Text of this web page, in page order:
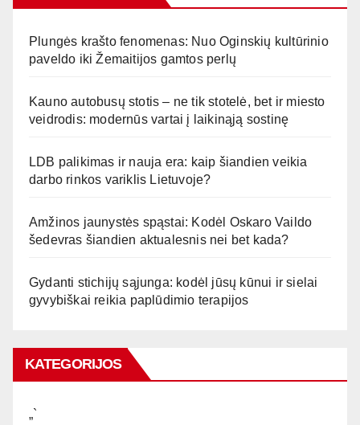
Plungės krašto fenomenas: Nuo Oginskių kultūrinio
paveldo iki Žemaitijos gamtos perlų
Kauno autobusų stotis – ne tik stotelė, bet ir miesto
veidrodis: modernūs vartai į laikinąją sostinę
LDB palikimas ir nauja era: kaip šiandien veikia
darbo rinkos variklis Lietuvoje?
Amžinos jaunystės spąstai: Kodėl Oskaro Vaildo
šedevras šiandien aktualesnis nei bet kada?
Gydanti stichijų sąjunga: kodėl jūsų kūnui ir sielai
gyvybiškai reikia paplūdimio terapijos
KATEGORIJOS
„`